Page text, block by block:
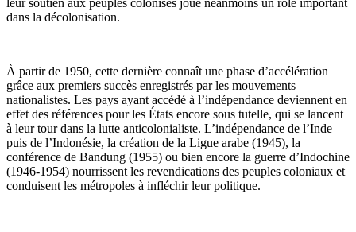
leur soutien aux peuples colonisés joue néanmoins un rôle important
dans la décolonisation.
À partir de 1950, cette dernière connaît une phase d’accélération
grâce aux premiers succès enregistrés par les mouvements
nationalistes. Les pays ayant accédé à l’indépendance deviennent en
effet des références pour les États encore sous tutelle, qui se lancent
à leur tour dans la lutte anticolonialiste. L’indépendance de l’Inde
puis de l’Indonésie, la création de la Ligue arabe (1945), la
conférence de Bandung (1955) ou bien encore la guerre d’Indochine
(1946-1954) nourrissent les revendications des peuples coloniaux et
conduisent les métropoles à infléchir leur politique.